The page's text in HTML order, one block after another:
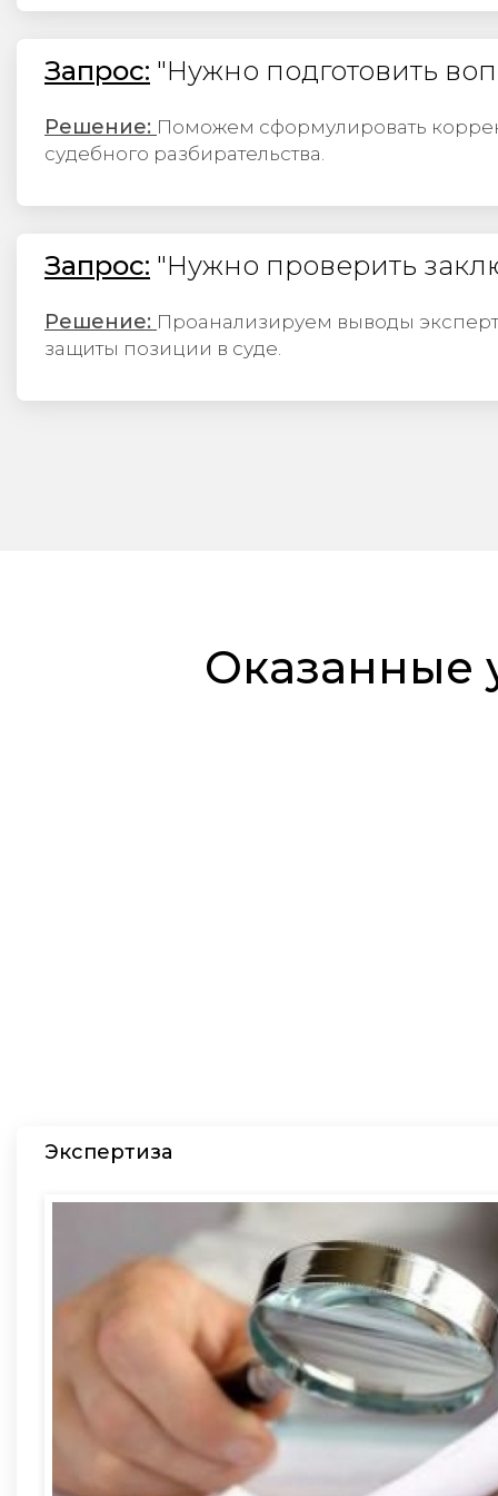
Запрос: "Нужно подготовить
Решение: Поможем сформулировать
судебного разбирательства.​​​​​​​
Запрос: "Нужно проверить
Решение: Проанализируем выводы
защиты позиции в суде.​​​​​​​
Оказанные
Экспертиза